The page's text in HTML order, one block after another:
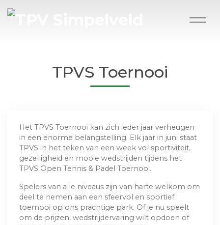
TPVS Toernooi
Het TPVS Toernooi kan zich ieder jaar verheugen
in een enorme belangstelling. Elk jaar in juni staat
TPVS in het teken van een week vol sportiviteit,
gezelligheid en mooie wedstrijden tijdens het
TPVS Open Tennis & Padel Toernooi.
Spelers van alle niveaus zijn van harte welkom om
deel te nemen aan een sfeervol en sportief
toernooi op ons prachtige park. Of je nu speelt
om de prijzen, wedstrijdervaring wilt opdoen of